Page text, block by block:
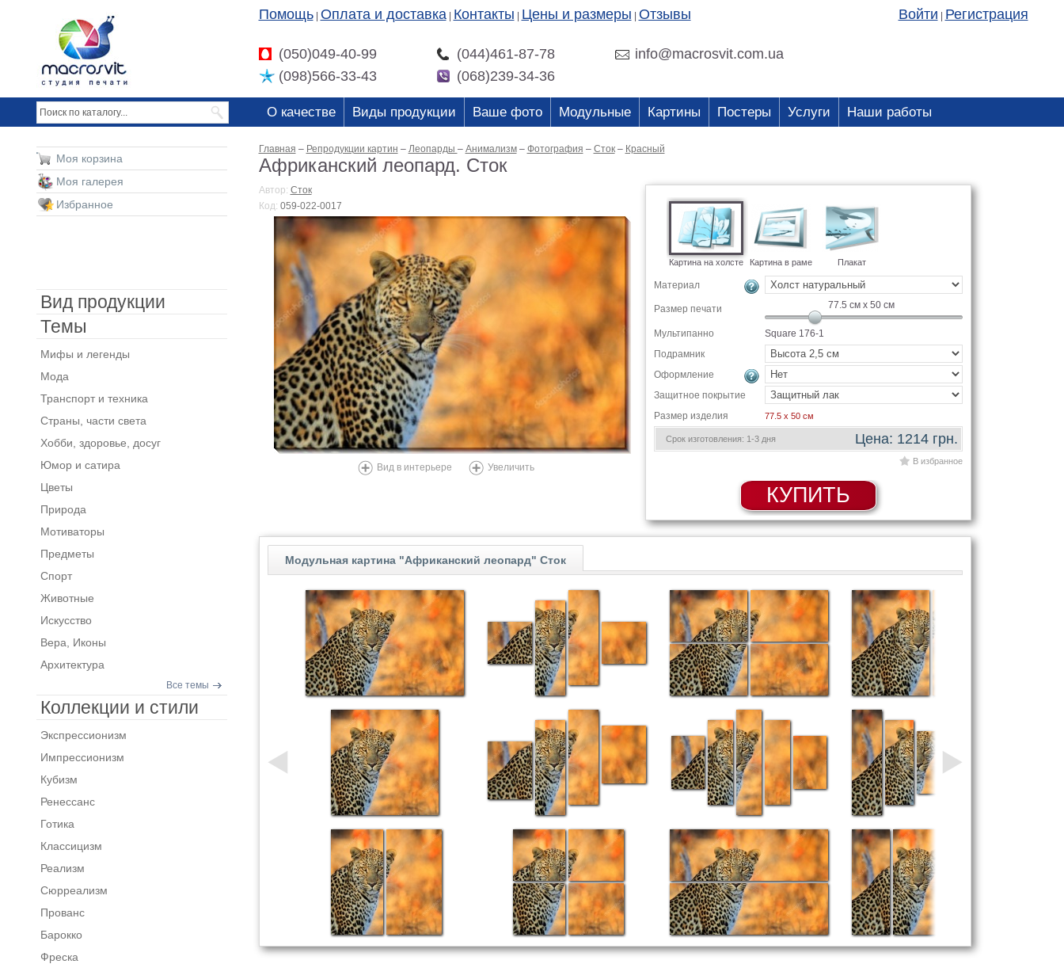
Помощь Оплата и доставка Контакты Цены и размеры Отзывы Войти Регистрация
(050)049-40-99 (044)461-87-78
info@macrosvit.com.ua
(098)566-33-43
(068)239-34-36
О качестве Виды продукции Ваше фото Модульные Картины Постеры Услуги Наши работы
Главная – Репродукции картин – Леопарды – Анимализм – Фотография – Сток – Красный
Африканский леопард. Сток
Автор: Сток
Код: 059-022-0017
Вид в интерьере Увеличить
Картина на холсте Картина в раме Плакат
Материал
Размер печати 77.5 см x 50см
Мультипанно
Square 176-1
Подрамник
Оформление
Защитное покрытие
Размер изделия
77.5 x 50 см
Срок изготовления: 1-3 дня Цена: 1214 грн.
В избранное
КУПИТЬ
Модульная картина "Африканский леопард" Сток
Моя корзина
Моя галерея
Избранное
Вид продукции
Темы
Мифы и легенды
Мода
Транспорт и техника
Страны, части света
Хобби, здоровье, досуг
Юмор и сатира
Цветы
Природа
Мотиваторы
Предметы
Спорт
Животные
Искусство
Вера, Иконы
Архитектура
Все темы
Коллекции и стили
Экспрессионизм
Импрессионизм
Кубизм
Ренессанс
Готика
Классицизм
Реализм
Сюрреализм
Прованс
Барокко
Фреска